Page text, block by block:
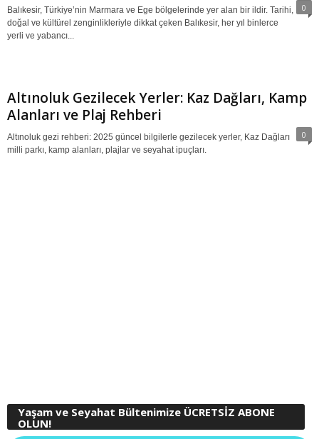
0
Balıkesir, Türkiye’nin Marmara ve Ege bölgelerinde yer alan bir ildir. Tarihi,
doğal ve kültürel zenginlikleriyle dikkat çeken Balıkesir, her yıl binlerce
yerli ve yabancı...
Altınoluk Gezilecek Yerler: Kaz Dağları, Kamp
Alanları ve Plaj Rehberi
0
Altınoluk gezi rehberi: 2025 güncel bilgilerle gezilecek yerler, Kaz Dağları
milli parkı, kamp alanları, plajlar ve seyahat ipuçları.
Yaşam ve Seyahat Bültenimize ÜCRETSİZ ABONE
OLUN!